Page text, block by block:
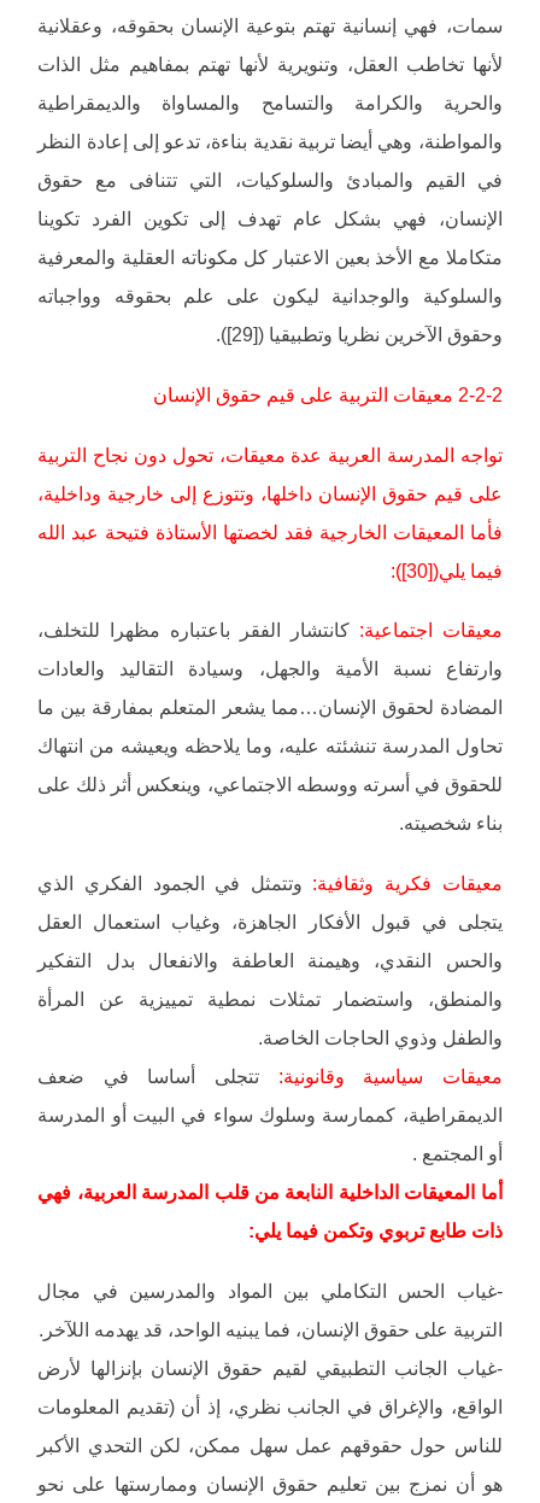
سمات، فهي إنسانية تهتم بتوعية الإنسان بحقوقه، وعقلانية
لأنها تخاطب العقل، وتنويرية لأنها تهتم بمفاهيم مثل الذات
والحرية والكرامة والتسامح والمساواة والديمقراطية
والمواطنة، وهي أيضا تربية نقدية بناءة، تدعو إلى إعادة النظر
في القيم والمبادئ والسلوكيات، التي تتنافى مع حقوق
الإنسان، فهي بشكل عام تهدف إلى تكوين الفرد تكوينا
متكاملا مع الأخذ بعين الاعتبار كل مكوناته العقلية والمعرفية
والسلوكية والوجدانية ليكون على علم بحقوقه وواجباته
وحقوق الآخرين نظريا وتطبيقيا ([29]).
2-2-2 معيقات التربية على قيم حقوق الإنسان
تواجه المدرسة العربية عدة معيقات، تحول دون نجاح التربية
على قيم حقوق الإنسان داخلها، وتتوزع إلى خارجية وداخلية،
فأما المعيقات الخارجية فقد لخصتها الأستاذة فتيحة عبد الله
فيما يلي([30]):
معيقات اجتماعية: كانتشار الفقر باعتباره مظهرا للتخلف،
وارتفاع نسبة الأمية والجهل، وسيادة التقاليد والعادات
المضادة لحقوق الإنسان…مما يشعر المتعلم بمفارقة بين ما
تحاول المدرسة تنشئته عليه، وما يلاحظه ويعيشه من انتهاك
للحقوق في أسرته ووسطه الاجتماعي، وينعكس أثر ذلك على
بناء شخصيته.
معيقات فكرية وثقافية: وتتمثل في الجمود الفكري الذي
يتجلى في قبول الأفكار الجاهزة، وغياب استعمال العقل
والحس النقدي، وهيمنة العاطفة والانفعال بدل التفكير
والمنطق، واستضمار تمثلات نمطية تمييزية عن المرأة
والطفل وذوي الحاجات الخاصة.
معيقات سياسية وقانونية: تتجلى أساسا في ضعف
الديمقراطية، كممارسة وسلوك سواء في البيت أو المدرسة
أو المجتمع .
أما المعيقات الداخلية النابعة من قلب المدرسة العربية، فهي
ذات طابع تربوي وتكمن فيما يلي:
-غياب الحس التكاملي بين المواد والمدرسين في مجال
التربية على حقوق الإنسان، فما يبنيه الواحد، قد يهدمه اللآخر.
-غياب الجانب التطبيقي لقيم حقوق الإنسان بإنزالها لأرض
الواقع، والإغراق في الجانب نظري، إذ أن (تقديم المعلومات
للناس حول حقوقهم عمل سهل ممكن، لكن التحدي الأكبر
هو أن نمزج بين تعليم حقوق الإنسان وممارستها على نحو